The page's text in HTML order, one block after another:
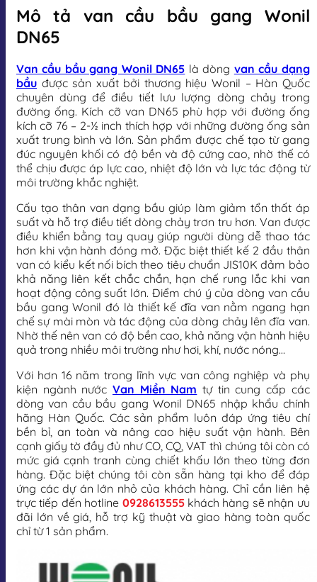
Mô tả van cầu bầu gang Wonil
DN65
Van cầu bầu gang Wonil DN65 là dòng van cầu dạng
bầu được sản xuất bởi thương hiệu Wonil – Hàn Quốc
chuyên dùng để điều tiết lưu lượng dòng chảy trong
đường ống. Kích cỡ van DN65 phù hợp với đường ống
kích cỡ 76 – 2-½ inch thích hợp với những đường ống sản
xuất trung bình và lớn. Sản phẩm được chế tạo từ gang
đúc nguyên khối có độ bền và độ cứng cao, nhờ thế có
thể chịu được áp lực cao, nhiệt độ lớn và lực tác động từ
môi trường khắc nghiệt.
Cấu tạo thân van dạng bầu giúp làm giảm tổn thất áp
suất và hỗ trợ điều tiết dòng chảy trơn tru hơn. Van được
điều khiển bằng tay quay giúp người dùng dễ thao tác
hơn khi vận hành đóng mở. Đặc biệt thiết kế 2 đầu thân
van có kiểu kết nối bích theo tiêu chuẩn JIS10K đảm bảo
khả năng liên kết chắc chắn, hạn chế rung lắc khi van
hoạt động công suất lớn. Điểm chú ý của dòng van cầu
bầu gang Wonil đó là thiết kế đĩa van nằm ngang hạn
chế sự mài mòn và tác động của dòng chảy lên đĩa van.
Nhờ thế nên van có độ bền cao, khả năng vận hành hiệu
quả trong nhiều môi trường như hơi, khí, nước nóng…
Với hơn 16 năm trong lĩnh vực van công nghiệp và phụ
kiện ngành nướcVan Miền Nam tự tin cung cấp các
dòng van cầu bầu gang Wonil DN65 nhập khẩu chính
hãng Hàn Quốc. Các sản phẩm luôn đáp ứng tiêu chí
bền bỉ, an toàn và nâng cao hiệu suất vận hành. Bên
cạnh giấy tờ đầy đủ như CO, CQ, VAT thì chúng tôi còn có
mức giá cạnh tranh cùng chiết khấu lớn theo từng đơn
hàng. Đặc biệt chúng tôi còn sẵn hàng tại kho để đáp
ứng các dự án lớn nhỏ của khách hàng. Chỉ cần liên hệ
trực tiếp đến hotline 0928613555 khách hàng sẽ nhận ưu
đãi lớn về giá, hỗ trợ kỹ thuật và giao hàng toàn quốc
chỉ từ 1 sản phẩm.